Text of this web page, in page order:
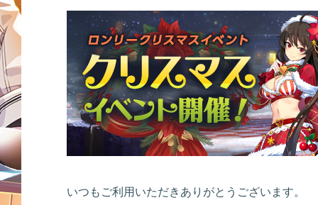
いつもご利用いただきありがとうございます。